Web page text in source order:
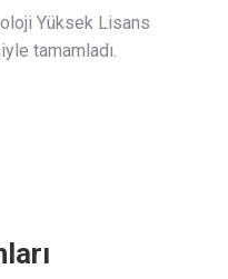
Yüksek Lisans
tamamladı.